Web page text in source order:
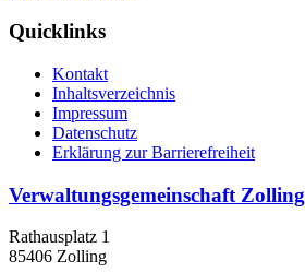
Quicklinks
Kontakt
Inhaltsverzeichnis
Impressum
Datenschutz
Erklärung zur Barrierefreiheit
Verwaltungsgemeinschaft Zolling
Rathausplatz 1
85406 Zolling